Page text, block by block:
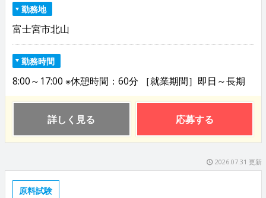
勤務地
富士宮市北山
勤務時間
8:00～17:00 ※休憩時間：60分 ［就業期間］即日～長期
詳しく見る 応募する
2026.07.31 更新
原料試験